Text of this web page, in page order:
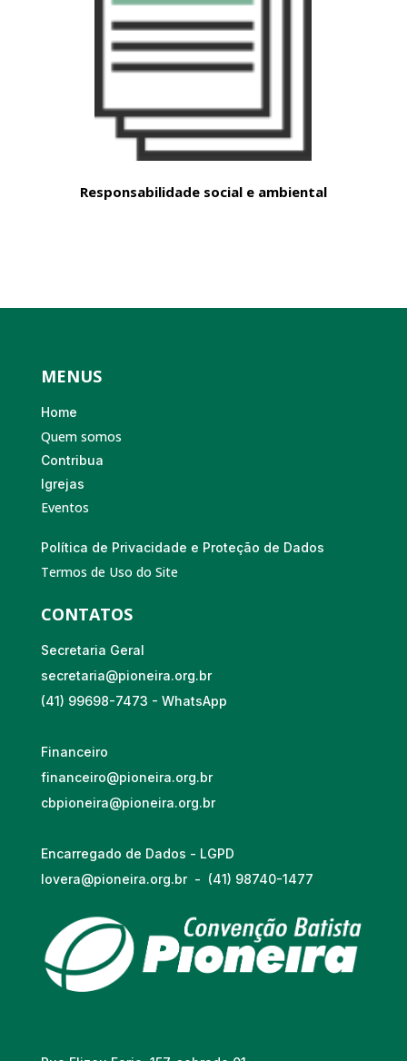
Responsabilidade social e ambiental
MENUS
Home
Quem somos
Contribua
Igrejas
Eventos
Política de Privacidade e Proteção de Dados
Termos de Uso do Site
CONTATOS
Secretaria Geral
secretaria@pioneira.org.br
(41) 99698-7473 - WhatsApp
Financeiro
financeiro@pioneira.org.br
cbpioneira@pioneira.org.br
Encarregado de Dados - LGPD
lovera@pioneira.org.br- (41) 98740-1477